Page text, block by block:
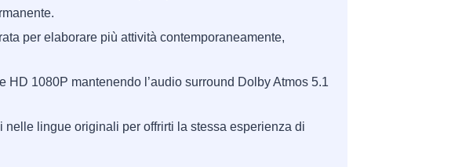
per elaborare più attività contemporaneamente,
HD 1080P mantenendo l’audio surround Dolby Atmos 5.1
lingue originali per offrirti la stessa esperienza di